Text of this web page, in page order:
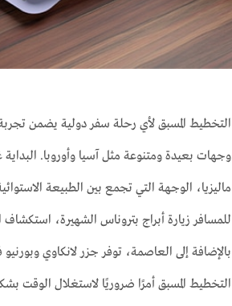
التخطيط المسبق لأي رحلة سفر دولية يضمن
وجهات بعيدة ومتنوعة مثل آسيا وأوروبا.
ماليزيا، الوجهة التي تجمع بين الطبيعة
للمسافر زيارة أبراج بتروناس الشهيرة، استكشاف
بالإضافة إلى العاصمة، توفر جزر لانكاوي
التخطيط المسبق أمرًا ضروريًا لاستغلال الوقت